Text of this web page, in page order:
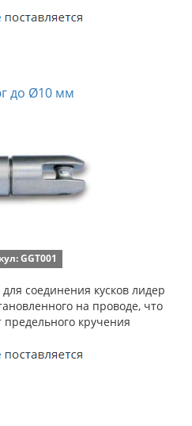
до Ø10 мм
GGT001
соединения кусков лидер
на проводе, что
предельного кручения